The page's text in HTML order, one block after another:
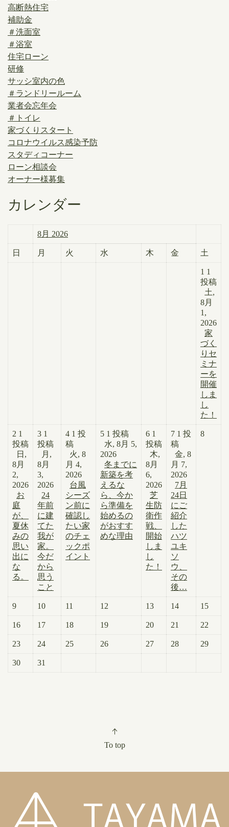
高断熱住宅
補助金
＃洗面室
＃浴室
住宅ローン
研修
サッシ室内の色
＃ランドリールーム
業者会忘年会
＃トイレ
家づくりスタート
コロナウイルス感染予防
スタディコーナー
ローン相談会
オーナー様募集
カレンダー
8月 2026
日 月 火 水 木 金 土
1 1
投稿
土,
8月
1,
2026
家
づく
りセ
ミナ
ーを
開催
しま
し
た！
2 1
投稿
日,
8月
2,
2026
お
庭
が、
夏休
みの
思い
出に
な
る。
3 1
投稿
月,
8月
3,
2026
24
年前
に建
てた
我が
家。
今だ
から
思う
こと
4 1 投
稿
火, 8
月 4,
2026
台風
シーズ
ン前に
確認し
たい家
のチェ
ックポ
イント
5 1 投稿
水, 8月 5,
2026
冬までに
新築を考
えるな
ら、今か
ら準備を
始めるの
がおすす
めな理由
6 1
投稿
木,
8月
6,
2026
芝
生防
衛作
戦、
開始
しま
し
た！
7 1 投
稿
金, 8
月 7,
2026
7月
24日
にご
紹介
した
ハツ
ユキ
ソ
ウ、
その
後…
8
9 10 11 12 13 14 15
16 17 18 19 20 21 22
23 24 25 26 27 28 29
30 31
To top